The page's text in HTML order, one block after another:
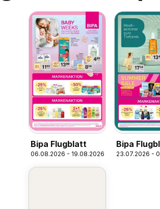
Bipa Flugblatt
06.08.2026 - 19.08.2026
Bipa
23.07.2026 -